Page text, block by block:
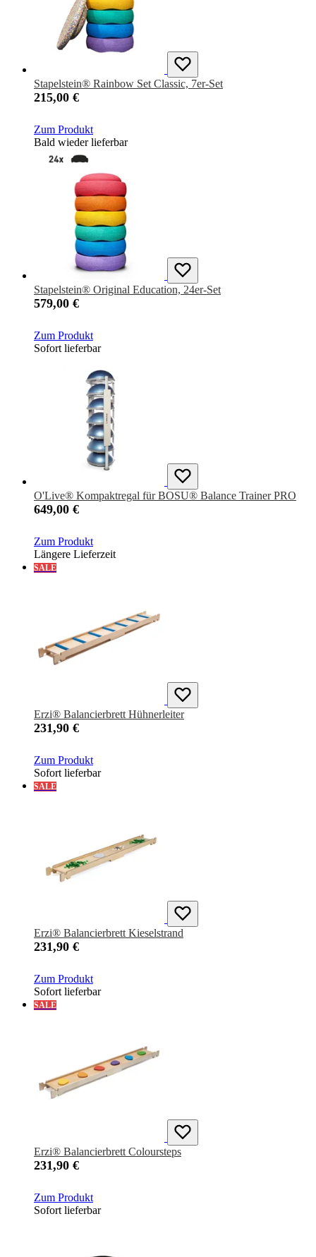
Stapelstein® Rainbow Set Classic, 7er-Set
215,00 €
Zum Produkt
Bald wieder lieferbar
Stapelstein® Original Education, 24er-Set
579,00 €
Zum Produkt
Sofort lieferbar
O'Live® Kompaktregal für BOSU® Balance Trainer PRO
649,00 €
Zum Produkt
Längere Lieferzeit
SALE
Erzi® Balancierbrett Hühnerleiter
231,90 €
Zum Produkt
Sofort lieferbar
SALE
Erzi® Balancierbrett Kieselstrand
231,90 €
Zum Produkt
Sofort lieferbar
SALE
Erzi® Balancierbrett Coloursteps
231,90 €
Zum Produkt
Sofort lieferbar